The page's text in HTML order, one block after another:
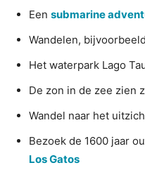
Een submarine
Wandelen,
Het waterpark Lago
De zon in de zee zien
Wandel naar het
Bezoek de 1600 jaar
Los Gatos